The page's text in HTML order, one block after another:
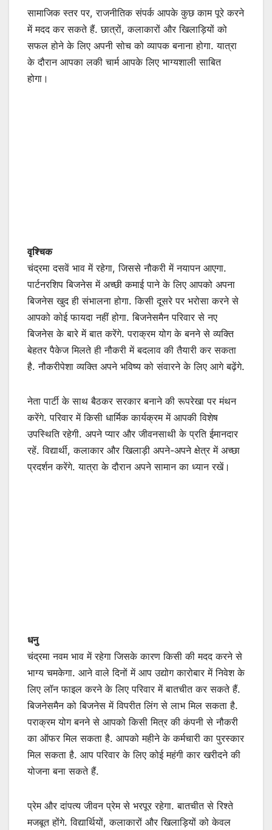
सामाजिक स्तर पर, राजनीतिक संपर्क आपके कुछ काम पूरे करने
में मदद कर सकते हैं. छात्रों, कलाकारों और खिलाड़ियों को
सफल होने के लिए अपनी सोच को व्यापक बनाना होगा. यात्रा
के दौरान आपका लकी चार्म आपके लिए भाग्यशाली साबित
होगा।
वृश्चिक
चंद्रमा दसवें भाव में रहेगा, जिससे नौकरी में नयापन आएगा.
पार्टनरशिप बिजनेस में अच्छी कमाई पाने के लिए आपको अपना
बिजनेस खुद ही संभालना होगा. किसी दूसरे पर भरोसा करने से
आपको कोई फायदा नहीं होगा. बिजनेसमैन परिवार से नए
बिजनेस के बारे में बात करेंगे. पराक्रम योग के बनने से व्यक्ति
बेहतर पैकेज मिलते ही नौकरी में बदलाव की तैयारी कर सकता
है. नौकरीपेशा व्यक्ति अपने भविष्य को संवारने के लिए आगे बढ़ेंगे.
नेता पार्टी के साथ बैठकर सरकार बनाने की रूपरेखा पर मंथन
करेंगे. परिवार में किसी धार्मिक कार्यक्रम में आपकी विशेष
उपस्थिति रहेगी. अपने प्यार और जीवनसाथी के प्रति ईमानदार
रहें. विद्यार्थी, कलाकार और खिलाड़ी अपने-अपने क्षेत्र में अच्छा
प्रदर्शन करेंगे. यात्रा के दौरान अपने सामान का ध्यान रखें।
धनु
चंद्रमा नवम भाव में रहेगा जिसके कारण किसी की मदद करने से
भाग्य चमकेगा. आने वाले दिनों में आप उद्योग कारोबार में निवेश के
लिए लॉन फाइल करने के लिए परिवार में बातचीत कर सकते हैं.
बिजनेसमैन को बिजनेस में विपरीत लिंग से लाभ मिल सकता है.
पराक्रम योग बनने से आपको किसी मित्र की कंपनी से नौकरी
का ऑफर मिल सकता है. आपको महीने के कर्मचारी का पुरस्कार
मिल सकता है. आप परिवार के लिए कोई महंगी कार खरीदने की
योजना बना सकते हैं.
प्रेम और दांपत्य जीवन प्रेम से भरपूर रहेगा. बातचीत से रिश्ते
मजबूत होंगे. विद्यार्थियों, कलाकारों और खिलाड़ियों को केवल